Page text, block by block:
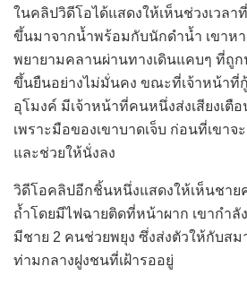
ในคลิปวิดีโอได้แสดงให้เห็นช่วงเวลา
ขึ้นมาจากน้ำพร้อมกับนักดำน้ำ เขาห
พยายามคลานผ่านทางเดินแคบๆ ที่ถู
ขึ้นยืนอย่างไม่มั่นคง ขณะที่เจ้าหน้าที่
อุโมงค์ มีเจ้าหน้าที่คนหนึ่งส่งเสียงเตื
เพราะมือของเขาบาดเจ็บ ก่อนที่เขา
และช่วยให้นั่งลง
วิดีโอคลิปอีกชิ้นหนึ่งแสดงให้เห็นชา
ถ้ำโดยมีไฟฉายติดที่หน้าผาก เขากำลั
มีชาย 2 คนช่วยพยุง ซึ่งส่งตัวให้กับส
ท่ามกลางฝูงชนที่เฝ้ารออยู่